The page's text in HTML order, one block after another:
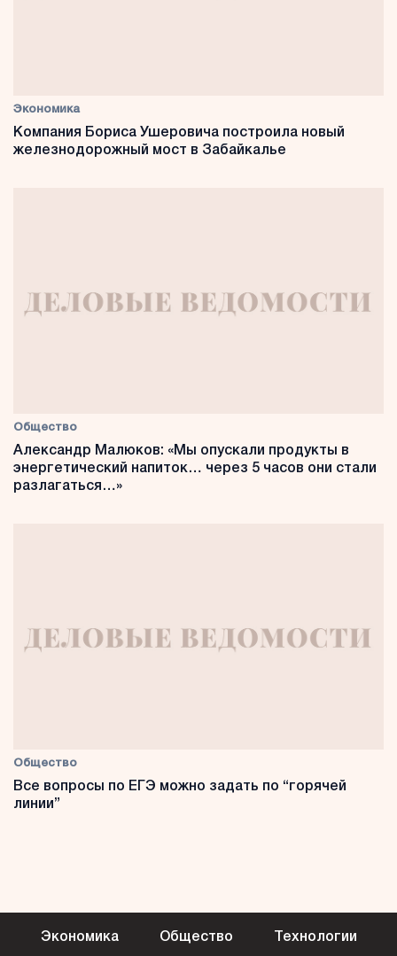
Экономика
Компания Бориса Ушеровича построила новый
железнодорожный мост в Забайкалье
Общество
Александр Малюков: «Мы опускали продукты в
энергетический напиток… через 5 часов они стали
разлагаться…»
Общество
Все вопросы по ЕГЭ можно задать по “горячей
линии”
Экономика Общество Технологии